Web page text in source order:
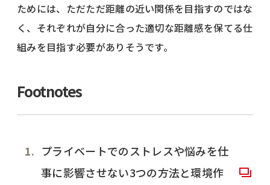
ためには、ただただ距離の近い関係を目指すのではな
く、それぞれが自分に合った適切な距離感を保てる仕
組みを目指す必要がありそうです。
Footnotes
プライベートでのストレスや悩みを仕
事に影響させない3つの方法と環境作